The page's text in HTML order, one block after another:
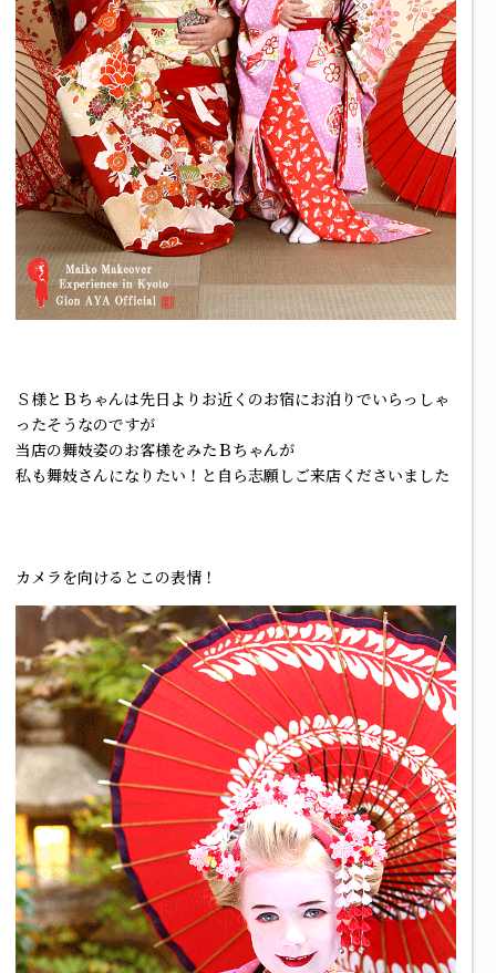
Ｓ様とＢちゃんは先日よりお近くのお宿にお泊りでいらっしゃ
ったそうなのですが
当店の舞妓姿のお客様をみたＢちゃんが
私も舞妓さんになりたい！と自ら志願しご来店くださいました
カメラを向けるとこの表情！